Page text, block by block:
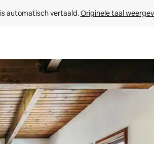
automatisch vertaald. Originele taal